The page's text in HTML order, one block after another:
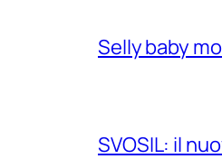
Selly baby
SVOSIL: il